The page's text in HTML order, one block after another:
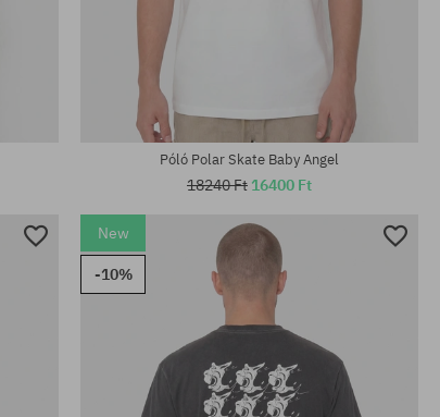
Elérhető méretek:
M; L; XL
Póló Polar Skate Baby Angel
18240 Ft 16400 Ft
New
-10%